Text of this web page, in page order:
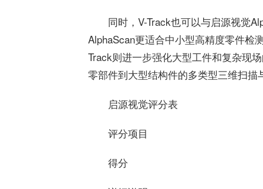
同时，V-Track也可以与启源视觉
AlphaScan更适合中小型高精度零件检
Track则进一步强化大型工件和复杂现
零部件到大型结构件的多类型三维扫描
启源视觉评分表
评分项目
得分